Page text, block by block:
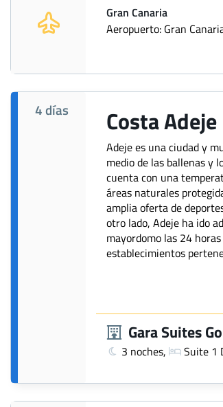
Gran Canaria
Aeropuerto: Gran
4 días Costa Adeje
Adeje es una ciudad y
medio de las ballenas y
cuenta con una
áreas naturales
amplia oferta de
otro lado, Adeje ha ido
mayordomo las 24
establecimientos
Gara Suites
3 noches,
Suite 1